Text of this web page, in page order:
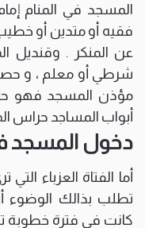
المسجد في المنام
فقيه أو متدين أو
عن المنكر . وقنديل
شرطي أو معلم ، و
مؤذن المسجد فهو
أبواب المساجد حراس
دخول المسجد
أما الفتاة العزباء
تطلب بذالك الوضوء
كانت في فترة خطوبة